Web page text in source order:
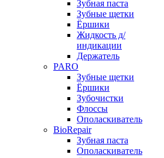
Зубная паста
Зубные щетки
Ёршики
Жидкость д/
индикации
Держатель
PARO
Зубные щетки
Ёршики
Зубочистки
Флоссы
Ополаскиватель
BioRepair
Зубная паста
Ополаскиватель